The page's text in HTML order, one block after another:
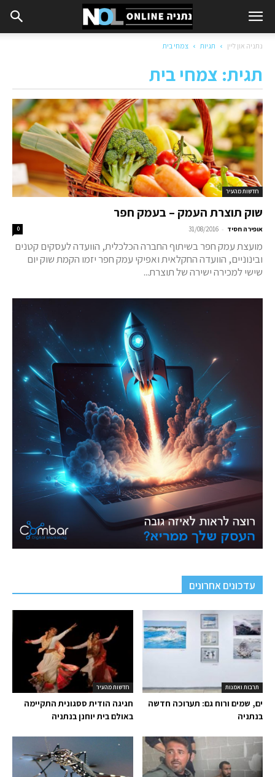
נתניה און ליין תגיות צמחי בית
תגית: צמחי בית
חדשות מהעיר
שוק תוצרת העמק – בעמק חפר
אופירה חסיד -
31/08/2016
0
מועצת עמק חפר בשיתוף החברה הכלכלית, הוועדה לעסקים קטנים
ובינוניים, הוועדה החקלאית ואפיקי עמק חפר יזמו הקמת שוק יום
שישי למכירה ישירה של תוצרת...
עדכונים אחרונים
חדשות מהעיר
חגיגה הודית ססגונית התקיימה
באולם בית יוחנן בנתניה
תרבות ואמנות
ים, שמים ורוח גם: תערוכה חדשה
בנתניה